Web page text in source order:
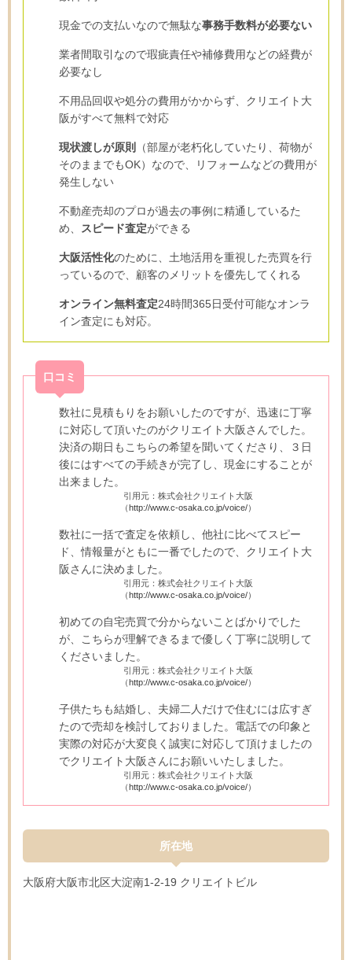
現金での支払いなので無駄な事務手数料が必要ない
業者間取引なので瑕疵責任や補修費用などの経費が
必要なし
不用品回収や処分の費用がかからず、クリエイト大
阪がすべて無料で対応
現状渡しが原則
（部屋が老朽化していたり、荷物が
そのままでもOK）なので、リフォームなどの費用が
発生しない
不動産売却のプロが過去の事例に精通しているた
め、 スピード査定ができる
大阪活性化のために、土地活用を重視した売買を行
っているので、顧客のメリットを優先してくれる
オンライン無料査定24時間365日受付可能なオンラ
イン査定にも対応。
口コミ
数社に見積もりをお願いしたのですが、迅速に丁寧
に対応して頂いたのがクリエイト大阪さんでした。
決済の期日もこちらの希望を聞いてくださり、３日
後にはすべての手続きが完了し、現金にすることが
出来ました。
引用元：株式会社クリエイト大阪
（ http://www.c-osaka.co.jp/voice/）
数社に一括で査定を依頼し、他社に比べてスピー
ド、情報量がともに一番でしたので、クリエイト大
阪さんに決めました。
引用元：株式会社クリエイト大阪
（ http://www.c-osaka.co.jp/voice/）
初めての自宅売買で分からないことばかりでした
が、こちらが理解できるまで優しく丁寧に説明して
くださいました。
引用元：株式会社クリエイト大阪
（ http://www.c-osaka.co.jp/voice/）
子供たちも結婚し、夫婦二人だけで住むには広すぎ
たので売却を検討しておりました。電話での印象と
実際の対応が大変良く誠実に対応して頂けましたの
でクリエイト大阪さんにお願いいたしました。
引用元：株式会社クリエイト大阪
（ http://www.c-osaka.co.jp/voice/）
所在地
大阪府大阪市北区大淀南1-2-19 クリエイトビル